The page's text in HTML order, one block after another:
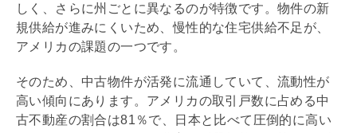
しく、さらに州ごとに異なるのが特徴です。物件の新
規供給が進みにくいため、慢性的な住宅供給不足が、
アメリカの課題の一つです。
そのため、中古物件が活発に流通していて、流動性が
高い傾向にあります。アメリカの取引戸数に占める中
古不動産の割合は81％で、日本と比べて圧倒的に高い